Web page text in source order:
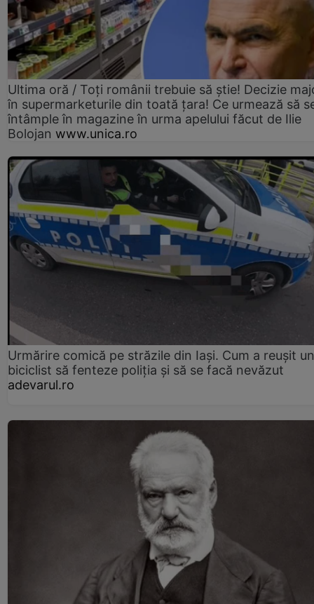
Ultima oră / Toți românii trebuie să știe! Decizie
în supermarketurile din toată țara! Ce urmează să
întâmple în magazine în urma apelului făcut de Ilie
Bolojan www.unica.ro
Urmărire comică pe străzile din Iași. Cum a reușit un
biciclist să fenteze poliția și să se facă nevăzut
adevarul.ro